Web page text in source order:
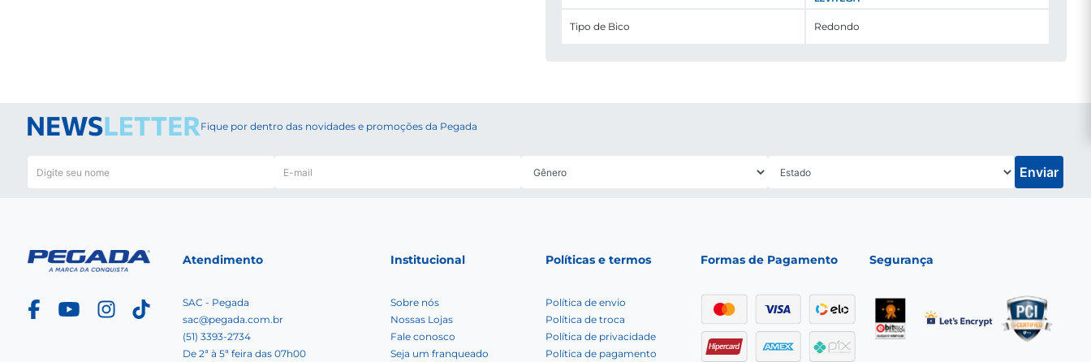
Tipo de Bico Redondo
Fique por dentro das novidades e promoções da Pegada
Enviar
Atendimento
SAC - Pegada
sac@pegada.com.br
(51) 3393-2734
De 2ª à 5ª feira das 07h00
Institucional
Sobre nós
Nossas Lojas
Fale conosco
Seja um franqueado
Políticas e termos
Política de envio
Política de troca
Política de privacidade
Política de pagamento
Formas de Pagamento Segurança